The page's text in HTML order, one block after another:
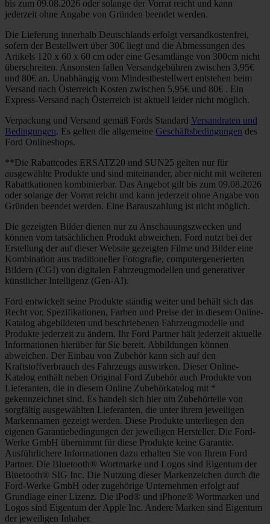
bis zum 09.08.2026 oder solange der Vorrat reicht und kann
jederzeit ohne Angabe von Gründen beendet werden.
Die Lieferung innerhalb Deutschlands erfolgt versandkostenfrei,
sofern der Bestellwert über 30€ liegt und die Abmessungen des
Artikels 120 x 60 x 60 cm oder eine Gesamtlänge von 300cm nicht
überschreiten. Ansonsten fallen Versandgebühren zwischen 3,95€
und 80€ an. Unabhängig vom Mindestbestellwert entstehen beim
Versand nach Österreich Kosten zwischen 5,95€ und 80€ . Ein
Express-Versand nach Österreich ist aktuell leider nicht möglich.
Verpackung und Versand gemäß Fords Standard Versandraten und
Bedingungen. Es gelten die allgemeine Geschäftsbedingungen des
Ford Onlineshops.
**Die Rabattcodes ERSATZ20 und SUN25 gelten nur für
ausgewählte Produkte und sind miteinander, aber nicht mit weiteren
Rabattkationen kombinierbar. Das Angebot gilt bis zum 09.08.2026
oder solange der Vorrat reicht und kann jederzeit ohne Angabe von
Gründen beendet werden. Eine Barauszahlung ist nicht möglich.
Die gezeigten Bilder dienen nur zu Anschauungszwecken und
können vom tatsächlichen Produkt abweichen. Ford nutzt bei der
Erstellung der auf dieser Website gezeigten Filme und Bilder eine
Kombination aus traditioneller Fotografie, computergenerierten
Bildern (CGI) von digitalen Fahrzeugmodellen und generativer
künstlicher Intelligenz (Gen-AI).
Ford entwickelt seine Produkte ständig weiter und behält sich das
Recht vor, Spezifikationen, Farben und Preise der in diesem Online-
Katalog abgebildeten und beschriebenen Fahrzeugmodelle und
Produkte jederzeit zu ändern. Ihr Ford Partner hält jederzeit aktuelle
Informationen hierüber für Sie bereit. Abbildungen können
abweichen. Der Einbau von Zubehör kann sich auf den
Kraftstoffverbrauch des Fahrzeugs auswirken. Dieser Online-
Katalog enthält neben Original Ford Zubehör auch Produkte von
Lieferanten, die in diesem Online Zubehörkatalog mit *
gekennzeichnet sind. Es handelt sich hier um Zubehörteile von
sorgfältig ausgewählten Lieferanten, die unter ihrem jeweiligen
Markennamen gezeigt werden. Diese Produkte unterliegen den
eigenen Garantiebedingungen der jeweiligen Hersteller. Die Ford-
Werke GmbH übernimmt für diese Produkte keine Garantie.
Ausführlichere Informationen dazu erhalten Sie von Ihrem Ford
Partner. Die Bluetooth® Wortmarke und Logos sind Eigentum der
Bluetooth® SIG Inc. Die Nutzung dieser Markenzeichen durch die
Ford-Werke GmbH oder zugehörige Unternehmen erfolgt auf
Grundlage einer Lizenz. Die iPod® und iPhone® Wortmarken und
Logos sind Eigentum der Apple Inc. Andere Marken sind Eigentum
der jeweiligen Inhaber.